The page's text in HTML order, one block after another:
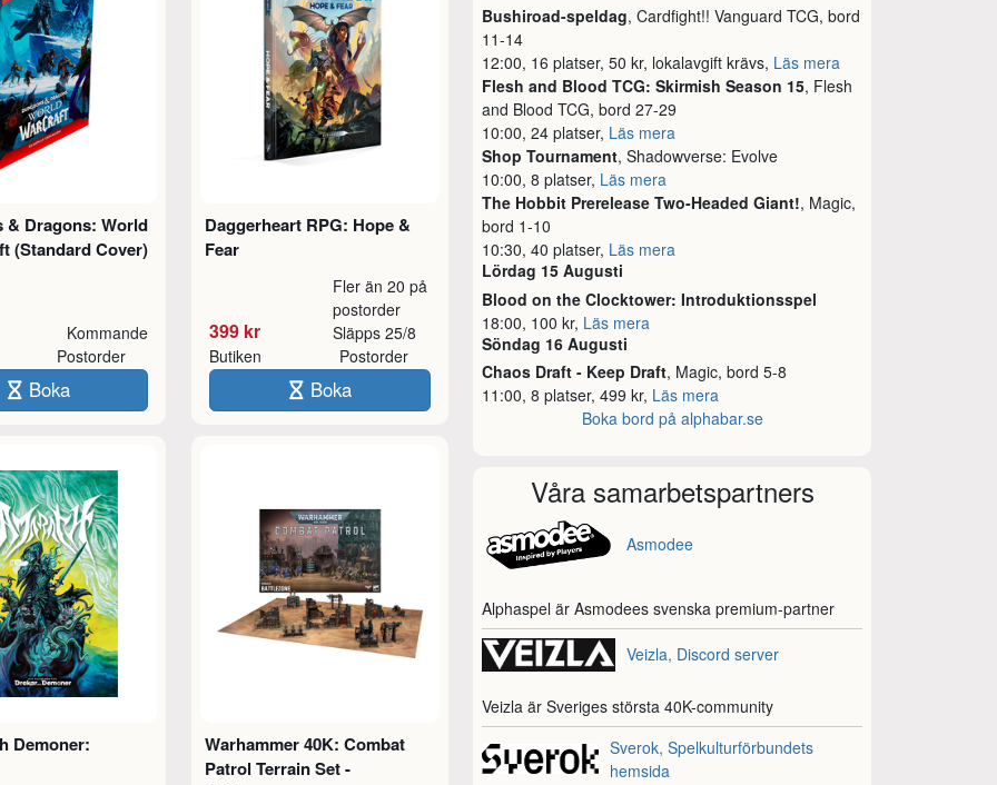
& Dragons: World
(Standard Cover)
Kommande
Postorder
Boka
Daggerheart RPG: Hope &
Fear
399 kr
Fler än 20 på
postorder
Släpps 25/8
Butiken
Postorder
Boka
Demoner:
Warhammer 40K: Combat
Patrol Terrain Set -
Bushiroad-speldag, Cardfight!! Vanguard TCG, bord
11-14
12:00, 16 platser, 50 kr, lokalavgift krävs, Läs mera
Flesh and Blood TCG: Skirmish Season 15, Flesh
and Blood TCG, bord 27-29
10:00, 24 platser, Läs mera
Shop Tournament, Shadowverse: Evolve
10:00, 8 platser, Läs mera
The Hobbit Prerelease Two-Headed Giant!, Magic,
bord 1-10
10:30, 40 platser, Läs mera
Lördag 15 Augusti
Blood on the Clocktower: Introduktionsspel
18:00, 100 kr, Läs mera
Söndag 16 Augusti
Chaos Draft - Keep Draft, Magic, bord 5-8
11:00, 8 platser, 499 kr, Läs mera
Boka bord på alphabar.se
Våra samarbetspartners
Asmodee
Alphaspel är Asmodees svenska premium-partner
Veizla, Discord server
Veizla är Sveriges största 40K-community
Sverok, Spelkulturförbundets
hemsida